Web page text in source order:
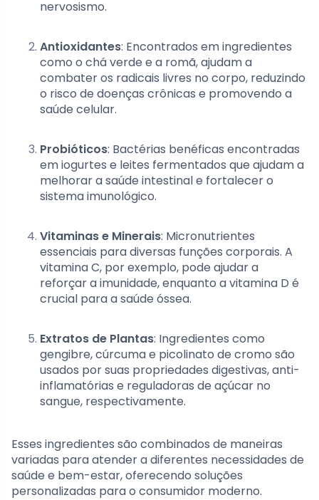
nervosismo.
Antioxidantes: Encontrados em ingredientes
como o chá verde e a romã, ajudam a
combater os radicais livres no corpo, reduzindo
o risco de doenças crônicas e promovendo a
saúde celular.
Probióticos: Bactérias benéficas encontradas
em iogurtes e leites fermentados que ajudam a
melhorar a saúde intestinal e fortalecer o
sistema imunológico.
Vitaminas e Minerais: Micronutrientes
essenciais para diversas funções corporais. A
vitamina C, por exemplo, pode ajudar a
reforçar a imunidade, enquanto a vitamina D é
crucial para a saúde óssea.
Extratos de Plantas: Ingredientes como
gengibre, cúrcuma e picolinato de cromo são
usados por suas propriedades digestivas, anti-
inflamatórias e reguladoras de açúcar no
sangue, respectivamente.
Esses ingredientes são combinados de maneiras
variadas para atender a diferentes necessidades de
saúde e bem-estar, oferecendo soluções
personalizadas para o consumidor moderno.